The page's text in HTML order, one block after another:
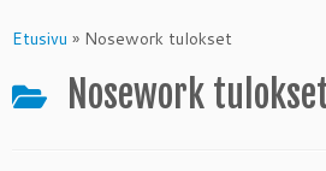
toEtusivu » Nosework tulokset
Nosework